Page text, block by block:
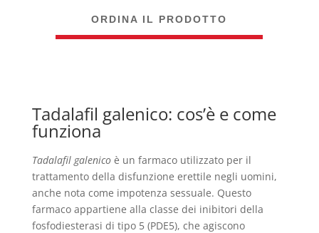
ORDINA IL PRODOTTO
Tadalafil galenico: cos’è e come
funziona
Tadalafil galenicoè un farmaco utilizzato per il
trattamento della disfunzione erettile negli uomini,
anche nota come impotenza sessuale. Questo
farmaco appartiene alla classe dei inibitori della
fosfodiesterasi di tipo 5 (PDE5), che agiscono